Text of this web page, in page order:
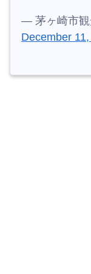
— 茅ヶ崎市観
December